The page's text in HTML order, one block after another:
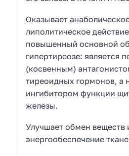
Оказывает
липолитическое
повышенный основной
гипертиреозе: является
(косвенным)
тиреоидных гормонов, а
ингибитором функции
железы.
Улучшает обмен веществ
энергообеспечение